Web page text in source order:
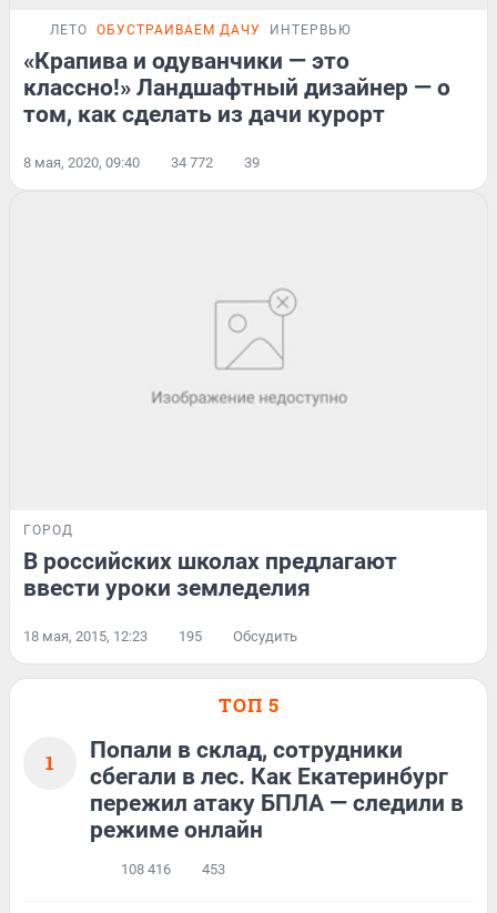
ЛЕТО ОБУСТРАИВАЕМ ДАЧУ ИНТЕРВЬЮ
«Крапива и одуванчики — это
классно!» Ландшафтный дизайнер — о
том, как сделать из дачи курорт
8 мая, 2020, 09:40 34 772 39
ГОРОД
В российских школах предлагают
ввести уроки земледелия
18 мая, 2015, 12:23 195 Обсудить
ТОП 5
1
Попали в склад, сотрудники
сбегали в лес. Как Екатеринбург
пережил атаку БПЛА — следили в
режиме онлайн
108 416 453